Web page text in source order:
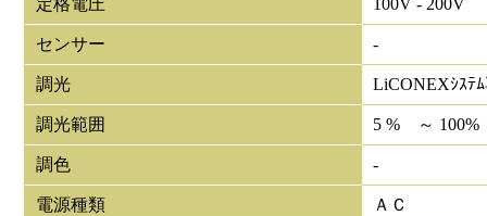
定格電圧 100V - 200V
センサー -
調光 LiCONEXｼｽﾃ
調光範囲 5 % ～ 100%
調色 -
電源種類 ＡＣ